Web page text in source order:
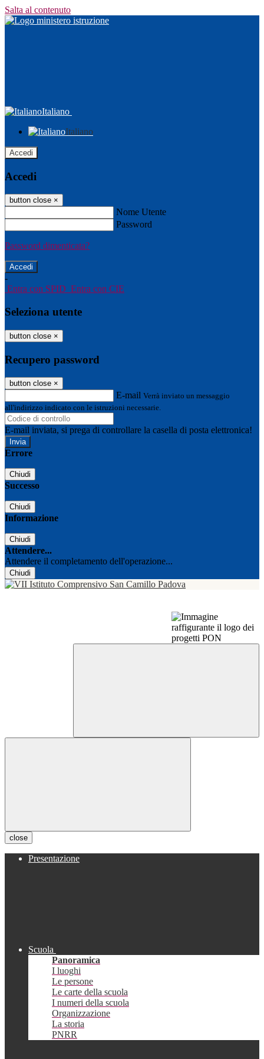
Salta al contenuto
Italiano
Italiano
Accedi
Accedi
button close ×
Nome Utente
Password
Password dimenticata?
-
Entra con SPID Entra con CIE
Seleziona utente
button close ×
Recupero password
button close ×
E-mail Verrà inviato un messaggio
all'indirizzo indicato con le istruzioni necessarie.
E-mail inviata, si prega di controllare la casella di posta elettronica!
Errore
Chiudi
Successo
Chiudi
Informazione
Chiudi
Attendere...
Attendere il completamento dell'operazione...
Chiudi
close
Presentazione
Scuola
Panoramica
I luoghi
Le persone
Le carte della scuola
I numeri della scuola
Organizzazione
La storia
PNRR